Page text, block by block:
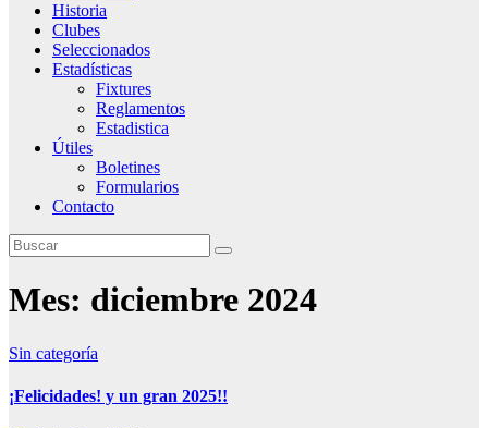
Historia
Clubes
Seleccionados
Estadísticas
Fixtures
Reglamentos
Estadistica
Útiles
Boletines
Formularios
Contacto
Mes: diciembre 2024
Sin categoría
¡Felicidades! y un gran 2025!!